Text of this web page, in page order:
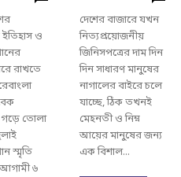
ইতিহাস ও
রাখতে
তোলা
স্মৃতি
৬
দেশের বাজারে যখন
নিত্যপ্রয়োজনীয়
জিনিসপত্রের দাম দিন
দিন সাধারণ মানুষের
নাগালের বাইরে চলে
যাচ্ছে, ঠিক তখনই
মেহনতী ও নিম্ন
আয়ের মানুষের জন্য
এক বিশাল...